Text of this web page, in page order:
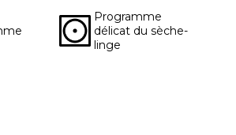
Programme
délicat du sèche-
linge